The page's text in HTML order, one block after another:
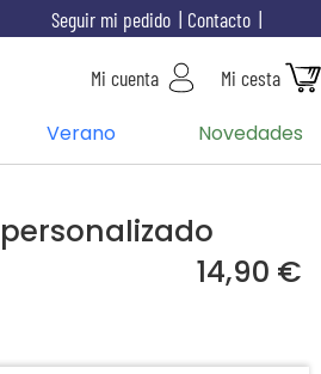
Contacto
Seguir mi pedido
Mi cuenta Mi cesta
Verano Novedades
14,90 €